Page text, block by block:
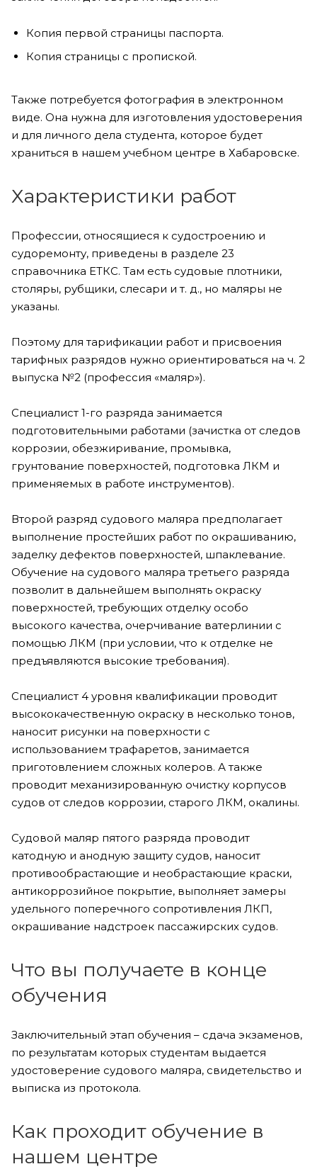
Копия первой страницы паспорта.
Копия страницы с пропиской.
Также потребуется фотография в электронном
виде. Она нужна для изготовления удостоверения
и для личного дела студента, которое будет
храниться в нашем учебном центре в Хабаровске.
Характеристики работ
Профессии, относящиеся к судостроению и
судоремонту, приведены в разделе 23
справочника ЕТКС. Там есть судовые плотники,
столяры, рубщики, слесари и т. д., но маляры не
указаны.
Поэтому для тарификации работ и присвоения
тарифных разрядов нужно ориентироваться на ч. 2
выпуска №2 (профессия «маляр»).
Специалист 1-го разряда занимается
подготовительными работами (зачистка от следов
коррозии, обезжиривание, промывка,
грунтование поверхностей, подготовка ЛКМ и
применяемых в работе инструментов).
Второй разряд судового маляра предполагает
выполнение простейших работ по окрашиванию,
заделку дефектов поверхностей, шпаклевание.
Обучение на судового маляра третьего разряда
позволит в дальнейшем выполнять окраску
поверхностей, требующих отделку особо
высокого качества, очерчивание ватерлинии с
помощью ЛКМ (при условии, что к отделке не
предъявляются высокие требования).
Специалист 4 уровня квалификации проводит
высококачественную окраску в несколько тонов,
наносит рисунки на поверхности с
использованием трафаретов, занимается
приготовлением сложных колеров. А также
проводит механизированную очистку корпусов
судов от следов коррозии, старого ЛКМ, окалины.
Судовой маляр пятого разряда проводит
катодную и анодную защиту судов, наносит
противообрастающие и необрастающие краски,
антикоррозийное покрытие, выполняет замеры
удельного поперечного сопротивления ЛКП,
окрашивание надстроек пассажирских судов.
Что вы получаете в конце
обучения
Заключительный этап обучения – сдача экзаменов,
по результатам которых студентам выдается
удостоверение судового маляра, свидетельство и
выписка из протокола.
Как проходит обучение в
нашем центре